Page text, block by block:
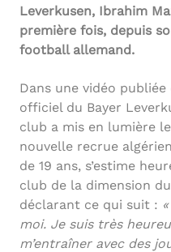
Leverkusen, Ibrahim
première fois, depuis
football allemand.
Dans une vidéo
officiel du Bayer
club a mis en lumière
nouvelle recrue
de 19 ans, s’estime
club de la dimension
déclarant ce qui suit :
moi. Je suis très
m’entraîner avec des